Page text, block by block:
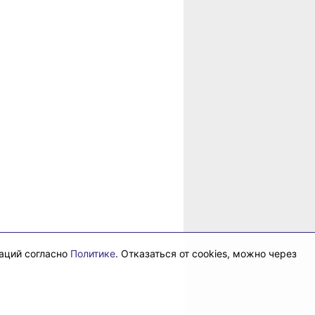
согласно Политике. Отказаться от cookies, можно через